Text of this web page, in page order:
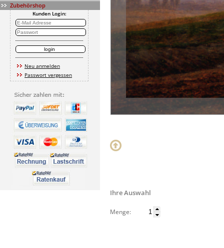
Zubehörshop
Kunden Login:
Neu anmelden
Passwort vergessen
Ihre Auswahl
Menge: